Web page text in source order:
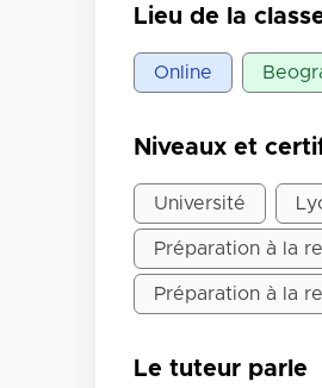
Lieu de la
Online
Niveaux et
Université
Préparation à la
Préparation à la
Le tuteur parle